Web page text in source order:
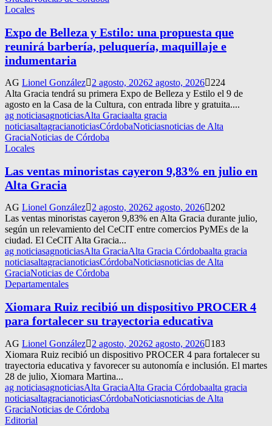
Locales
Expo de Belleza y Estilo: una propuesta que
reunirá barbería, peluquería, maquillaje e
indumentaria
AG Lionel González 2 agosto, 20262 agosto, 2026
224
Alta Gracia tendrá su primera Expo de Belleza y Estilo el 9 de
agosto en la Casa de la Cultura, con entrada libre y gratuita....
ag noticiasagnoticiasAlta Graciaalta gracia
noticiasaltagracianoticiasCórdobaNoticiasnoticias de Alta
GraciaNoticias de Córdoba
Locales
Las ventas minoristas cayeron 9,83% en julio en
Alta Gracia
AG Lionel González 2 agosto, 20262 agosto, 2026 202
Las ventas minoristas cayeron 9,83% en Alta Gracia durante julio,
según un relevamiento del CeCIT entre comercios PyMEs de la
ciudad. El CeCIT Alta Gracia...
ag noticiasagnoticiasAlta GraciaAlta Gracia Córdobaalta gracia
noticiasaltagracianoticiasCórdobaNoticiasnoticias de Alta
GraciaNoticias de Córdoba
Departamentales
Xiomara Ruiz recibió un dispositivo PROCER 4
para fortalecer su trayectoria educativa
AG Lionel González 2 agosto, 20262 agosto, 2026
183
Xiomara Ruiz recibió un dispositivo PROCER 4 para fortalecer su
trayectoria educativa y favorecer su autonomía e inclusión. El martes
28 de julio, Xiomara Martina...
ag noticiasagnoticiasAlta GraciaAlta Gracia Córdobaalta gracia
noticiasaltagracianoticiasCórdobaNoticiasnoticias de Alta
GraciaNoticias de Córdoba
Editorial